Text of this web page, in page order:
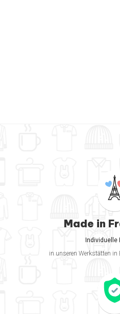
Made in
Individuelle
in unseren Werkstätten in